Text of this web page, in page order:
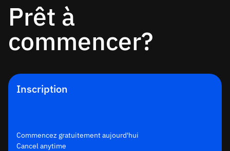
Prêt à
commencer?
Inscription
Commencez gratuitement aujourd'hui
Cancel anytime